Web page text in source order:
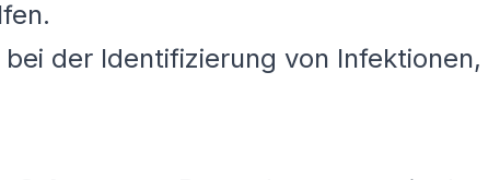
der Identifizierung von Infektionen,